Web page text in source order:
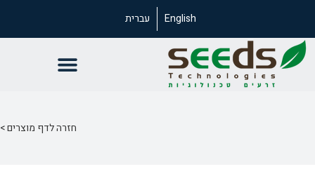
English עברית
חזרה לדף מוצרים >